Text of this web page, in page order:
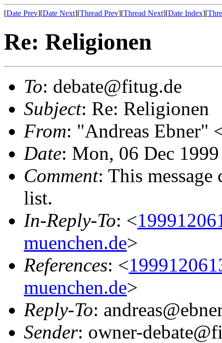
[Date Prev][Date Next][Thread Prev][Thread Next][Date Index][
Re: Religionen
To: debate@fitug.de
Subject: Re: Religionen
From: "Andreas Ebner"
Date: Mon, 06 Dec
Comment: This
list.
In-Reply-To: <
muenchen.de>
References: <
muenchen.de>
Reply-To:
Sender: owner-